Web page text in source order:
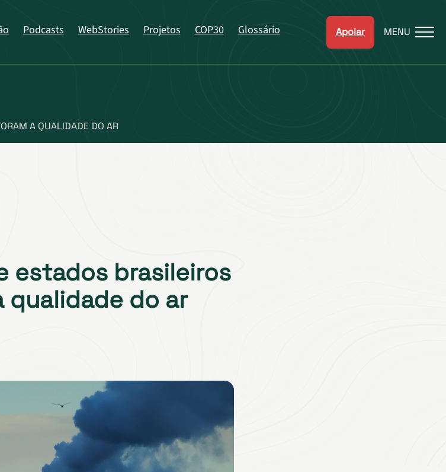
Podcasts WebStories Projetos COP30 Glossário Apoiar MENU
A QUALIDADE DO AR
estados brasileiros
qualidade do ar